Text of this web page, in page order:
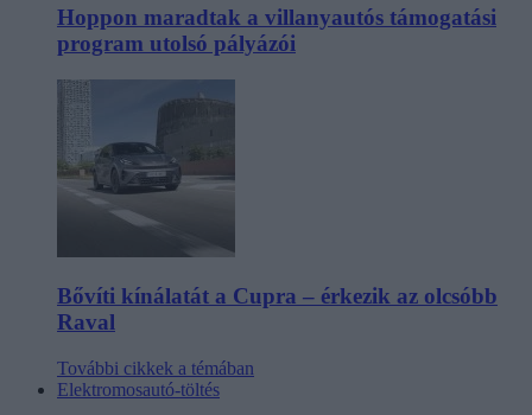
Hoppon maradtak a villanyautós támogatási
program utolsó pályázói
Bővíti kínálatát a Cupra – érkezik az olcsóbb
Raval
További cikkek a témában
Elektromosautó-töltés